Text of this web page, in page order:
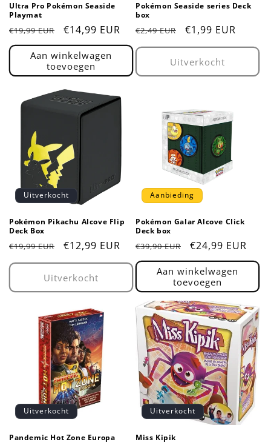
Ultra Pro Pokémon Seaside
Playmat
Normale
prijs
€19,99 EUR Aanbiedingsprijs
€14,99 EUR
Aan winkelwagen
toevoegen
Pokémon Seaside series Deck
box
Normale
prijs
€2,49 EUR Aanbiedingsprijs
€1,99 EUR
Uitverkocht
Uitverkocht
Pokémon Pikachu Alcove Flip
Deck Box
Normale
prijs
€19,99 EUR Aanbiedingsprijs
€12,99 EUR
Uitverkocht
Aanbieding
Pokémon Galar Alcove Click
Deck box
Normale
prijs
€39,90 EUR €24,99 EUR
Aan winkelwagen
toevoegen
Uitverkocht
Pandemic Hot Zone Europa
Uitverkocht
Miss Kipik